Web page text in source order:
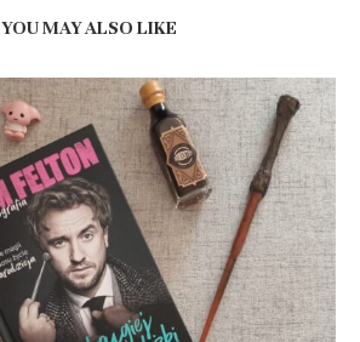
YOU MAY ALSO LIKE